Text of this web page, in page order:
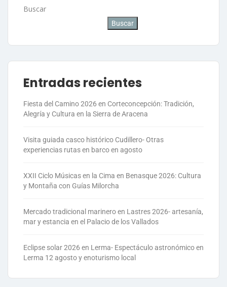
Buscar
Buscar
Entradas recientes
Fiesta del Camino 2026 en Corteconcepción: Tradición,
Alegría y Cultura en la Sierra de Aracena
Visita guiada casco histórico Cudillero- Otras
experiencias rutas en barco en agosto
XXII Ciclo Músicas en la Cima en Benasque 2026: Cultura
y Montaña con Guías Milorcha
Mercado tradicional marinero en Lastres 2026- artesanía,
mar y estancia en el Palacio de los Vallados
Eclipse solar 2026 en Lerma- Espectáculo astronómico en
Lerma 12 agosto y enoturismo local